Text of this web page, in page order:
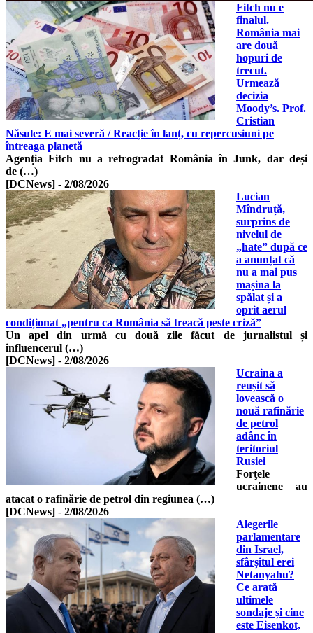
Fitch nu e
finalul.
România mai
are două
hopuri de
trecut.
Urmează
decizia
Moody’s. Prof.
Cristian
Năsule: E mai severă / Reacție în lanț, cu repercusiuni pe
întreaga planetă
Agenția Fitch nu a retrogradat România în Junk, dar deși
de (…)
[DCNews] - 2/08/2026
Lucian
Mîndruță,
surprins de
nivelul de
„hate” după ce
a anunțat că
nu a mai pus
mașina la
spălat și a
oprit aerul
condiționat „pentru ca România să treacă peste criză”
Un apel din urmă cu două zile făcut de jurnalistul și
influencerul (…)
[DCNews] - 2/08/2026
Ucraina a
reușit să
lovească o
nouă rafinărie
de petrol
adânc în
teritoriul
Rusiei
Forţele
ucrainene au
atacat o rafinărie de petrol din regiunea (…)
[DCNews] - 2/08/2026
Alegerile
parlamentare
din Israel,
sfârșitul erei
Netanyahu?
Ce arată
ultimele
sondaje și cine
este Eisenkot,